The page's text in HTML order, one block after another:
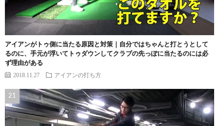
アイアンがトゥ側に当たる原因と対策｜自分ではちゃんと打とうとして
るのに、手元が浮いてトゥダウンしてクラブの先っぽに当たるのには必
ず理由がある
2018.11.27 アイアンの打ち方